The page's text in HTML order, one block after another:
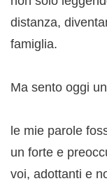
distanza,
famiglia.
Ma sento oggi
le mie parole
un forte e
voi, adottanti e